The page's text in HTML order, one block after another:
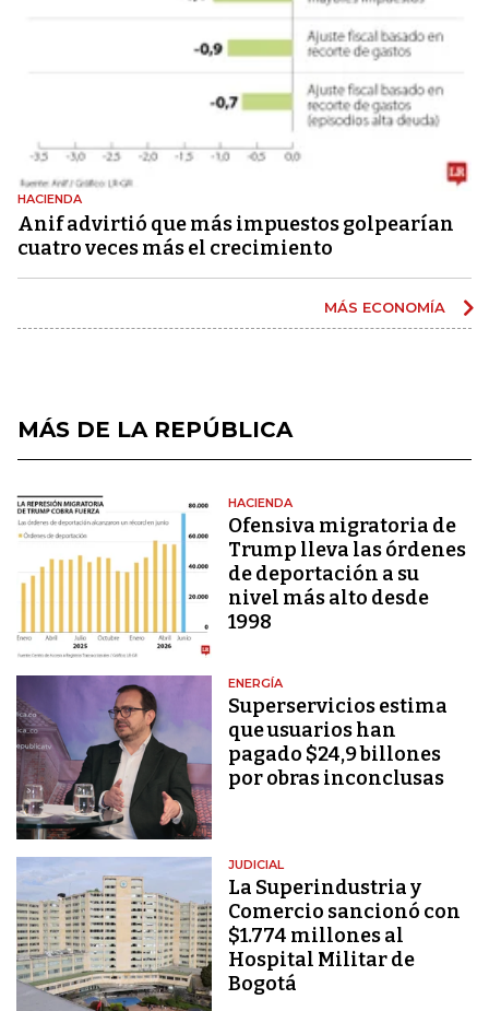
HACIENDA
Anif advirtió que más impuestos golpearían
cuatro veces más el crecimiento
MÁS ECONOMÍA
MÁS DE LA REPÚBLICA
HACIENDA
Ofensiva migratoria de
Trump lleva las órdenes
de deportación a su
nivel más alto desde
1998
ENERGÍA
Superservicios estima
que usuarios han
pagado $24,9 billones
por obras inconclusas
JUDICIAL
La Superindustria y
Comercio sancionó con
$1.774 millones al
Hospital Militar de
Bogotá